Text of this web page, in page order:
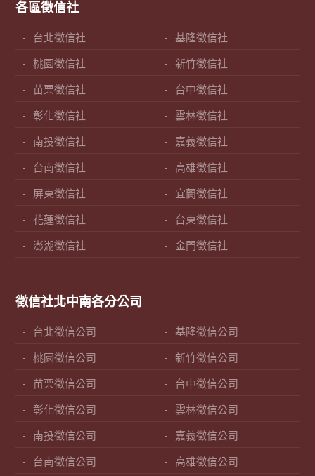
各區徵信社
台北徵信社 基隆徵信社
桃園徵信社 新竹徵信社
苗栗徵信社 台中徵信社
彰化徵信社 雲林徵信社
南投徵信社 嘉義徵信社
台南徵信社 高雄徵信社
屏東徵信社 宜蘭徵信社
花蓮徵信社 台東徵信社
澎湖徵信社 金門徵信社
徵信社北中南各分公司
台北徵信公司 基隆徵信公司
桃園徵信公司 新竹徵信公司
苗栗徵信公司 台中徵信公司
彰化徵信公司 雲林徵信公司
南投徵信公司 嘉義徵信公司
台南徵信公司 高雄徵信公司